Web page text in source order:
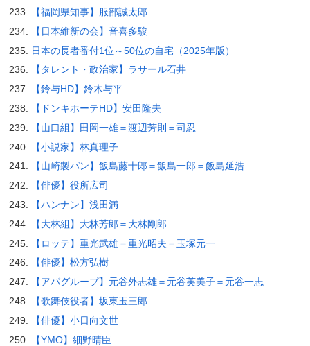
【福岡県知事】服部誠太郎
【日本維新の会】音喜多駿
日本の長者番付1位～50位の自宅（2025年版）
【タレント・政治家】ラサール石井
【鈴与HD】鈴木与平
【ドンキホーテHD】安田隆夫
【山口組】田岡一雄＝渡辺芳則＝司忍
【小説家】林真理子
【山崎製パン】飯島藤十郎＝飯島一郎＝飯島延浩
【俳優】役所広司
【ハンナン】浅田満
【大林組】大林芳郎＝大林剛郎
【ロッテ】重光武雄＝重光昭夫＝玉塚元一
【俳優】松方弘樹
【アパグループ】元谷外志雄＝元谷芙美子＝元谷一志
【歌舞伎役者】坂東玉三郎
【俳優】小日向文世
【YMO】細野晴臣